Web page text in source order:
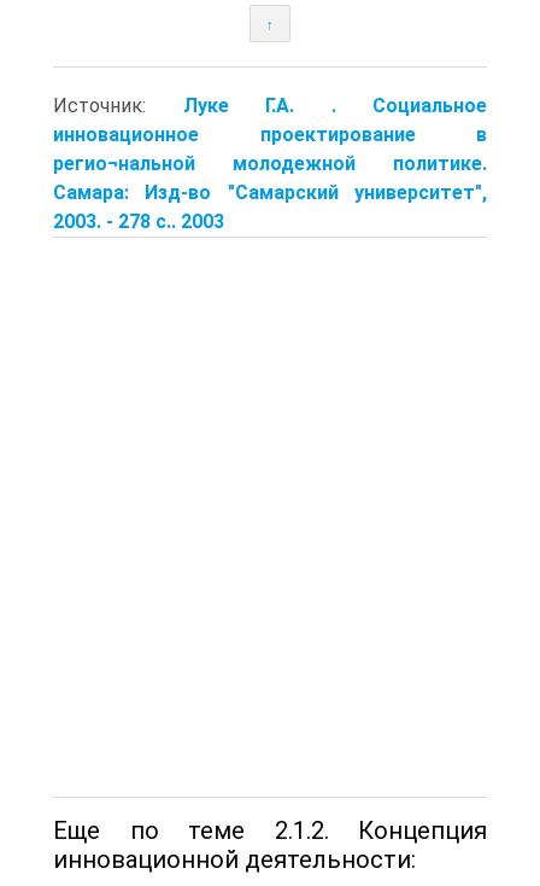
↑
Источник: Луке Г.А. . Социальное
инновационное проектирование в
регио¬нальной молодежной политике.
Самара: Изд-во "Самарский университет",
2003. - 278 с.. 2003
Еще по теме 2.1.2. Концепция
инновационной деятельности: